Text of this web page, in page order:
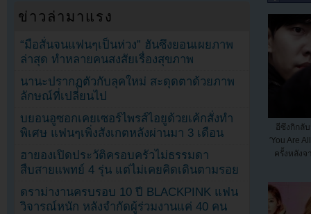
อีซึงกิกลั
′You Are
ครั้งหลังจ
ข่าวล่ามาแรง
“มือสั่นจนแฟนๆเป็นห่วง” ฮันซึงยอนเผยภาพ
ล่าสุด ทำหลายคนสงสัยเรื่องสุขภาพ
นานะปรากฏตัวกับลุคใหม่ สะดุดตาด้วยภาพ
ลักษณ์ที่เปลี่ยนไป
บยอนอูซอกเคยเซอร์ไพรส์ไอยูด้วยเค้กสั่งทำ
พิเศษ แฟนๆเพิ่งสังเกตหลังผ่านมา 3 เดือน
ฮายองเปิดประวัติครอบครัวไม่ธรรมดา
สืบสายแพทย์ 4 รุ่น แต่ไม่เคยคิดเดินตามรอย
ดราม่างานครบรอบ 10 ปี BLACKPINK แฟน
วิจารณ์หนัก หลังจำกัดผู้ร่วมงานแค่ 40 คน